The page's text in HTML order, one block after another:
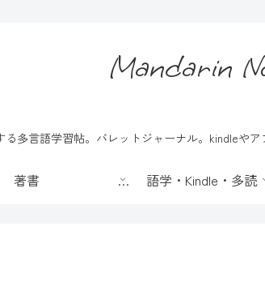
Mandarin
多言語学習帖。バレットジャーナル。kindleや
📖 著書 語学・Kindle・多読